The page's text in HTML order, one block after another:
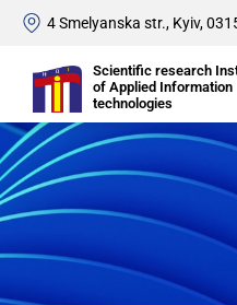
4 Smelyanska str., Kyiv,
Scientific research
of Applied Information
technologies